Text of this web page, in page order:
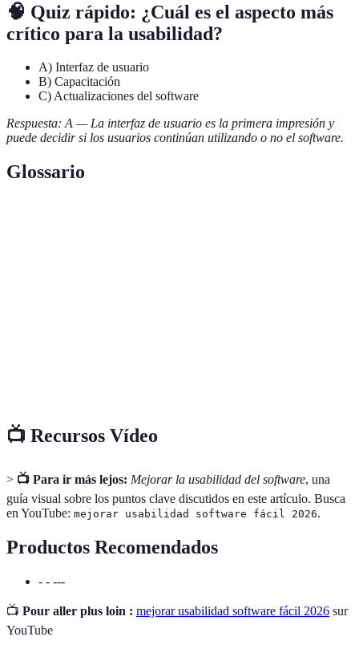
🧠 Quiz rápido: ¿Cuál es el aspecto más
crítico para la usabilidad?
A) Interfaz de usuario
B) Capacitación
C) Actualizaciones del software
Respuesta: A — La interfaz de usuario es la primera impresión y
puede decidir si los usuarios continúan utilizando o no el software.
Glossario
📺 Recursos Vídeo
> 📺 Para ir más lejos: Mejorar la usabilidad del software, una
guía visual sobre los puntos clave discutidos en este artículo. Busca
en YouTube: mejorar usabilidad software fácil 2026.
Productos Recomendados
- - ---
📺 Pour aller plus loin : mejorar usabilidad software fácil 2026 sur
YouTube